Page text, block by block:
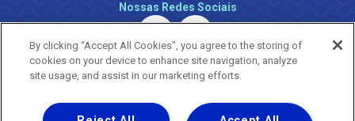
Nossas Redes Sociais
By clicking “Accept All Cookies”, you agree to the storing of
cookies on your device to enhance site navigation, analyze
site usage, and assist in our marketing efforts.